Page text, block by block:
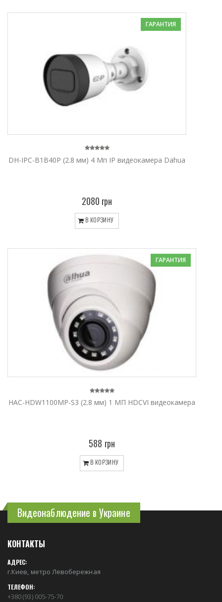
ГАРАНТИЯ
DH-IPC-B1B40P (2.8 мм) 4 Mп IP видеокамера Dahua
2080 грн
В КОРЗИНУ
ГАРАНТИЯ
HAC-HDW1100MP-S3 (2.8 мм) 1 МП HDCVI видеокамера
588 грн
В КОРЗИНУ
Видеонаблюдение в Украине
КОНТАКТЫ
АДРЕС:
г.Киев, метро Левобережная
ТЕЛЕФОН:
+380 (93) 005-75-70